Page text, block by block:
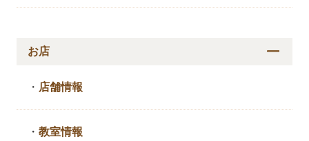
お店
・ 店舗情報
・教室情報